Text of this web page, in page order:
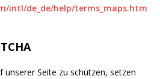
intl/de_de/help/terms_maps.htm
Seite zu schützen, setzen